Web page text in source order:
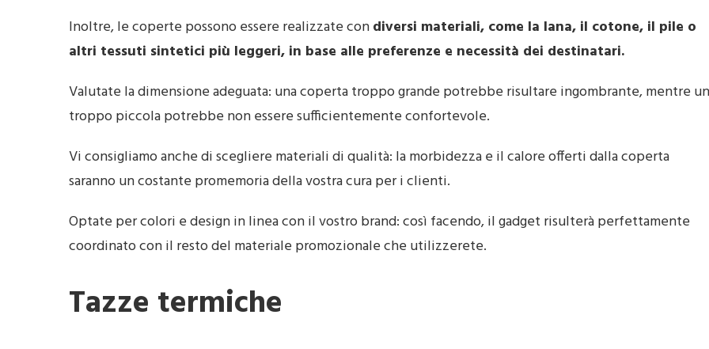
Inoltre, le coperte possono essere realizzate condiversi materiali, come la lana, il cotone, il pile o
altri tessuti sintetici più leggeri, in base alle preferenze e necessità dei destinatari.
Valutate la dimensione adeguata: una coperta troppo grande potrebbe risultare ingombrante, mentre
troppo piccola potrebbe non essere sufficientemente confortevole.
Vi consigliamo anche di scegliere materiali di qualità: la morbidezza e il calore offerti dalla coperta
saranno un costante promemoria della vostra cura per i clienti.
Optate per colori e design in linea con il vostro brand: così facendo, il gadget risulterà perfettamente
coordinato con il resto del materiale promozionale che utilizzerete.
Tazze termiche